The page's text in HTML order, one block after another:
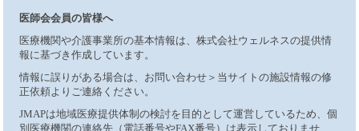
医師会会員の皆様へ
医療機関や介護事業所の基本情報は、株式会社ウェルネスの提供情
報に基づき作成しています。
情報に誤りがある場合は、お問い合わせ＞当サイトの施設情報の修
正依頼よりご連絡ください。
JMAPは地域医療提供体制の検討を目的として運営しているため、個
別医療機関の連絡先（電話番号やFAX番号）は表示しておりませ